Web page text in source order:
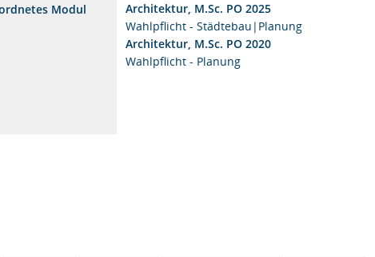
Modul
Architektur, M.Sc. PO 2025
Wahlpflicht - Städtebau|Planung
Architektur, M.Sc. PO 2020
Wahlpflicht - Planung